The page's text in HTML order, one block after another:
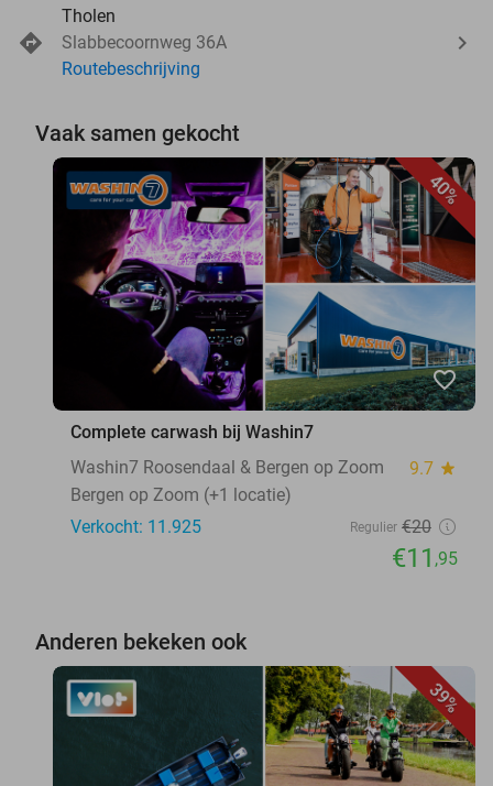
Tholen
Slabbecoornweg 36A
Routebeschrijving
Vaak samen gekocht
40%
favorite_border
Complete carwash bij Washin7
Washin7 Roosendaal & Bergen op Zoom
9.7 star
Bergen op Zoom (+1 locatie)
Verkocht: 11.925
Regulier €20
€11 ,95
Anderen bekeken ook
39%